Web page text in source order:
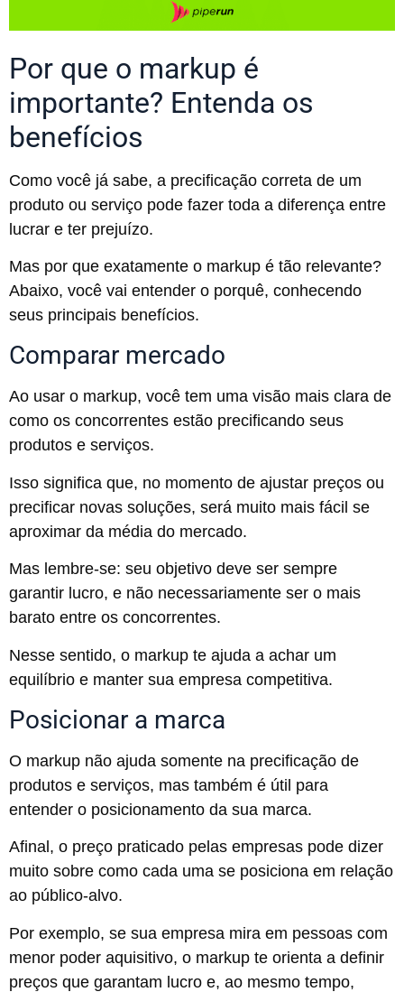
Por que o markup é
importante? Entenda os
benefícios
Como você já sabe, a precificação correta de um
produto ou serviço pode fazer toda a diferença entre
lucrar e ter prejuízo.
Mas por que exatamente o markup é tão relevante?
Abaixo, você vai entender o porquê, conhecendo
seus principais benefícios.
Comparar mercado
Ao usar o markup, você tem uma visão mais clara de
como os concorrentes estão precificando seus
produtos e serviços.
Isso significa que, no momento de ajustar preços ou
precificar novas soluções, será muito mais fácil se
aproximar da média do mercado.
Mas lembre-se: seu objetivo deve ser sempre
garantir lucro, e não necessariamente ser o mais
barato entre os concorrentes.
Nesse sentido, o markup te ajuda a achar um
equilíbrio e manter sua empresa competitiva.
Posicionar a marca
O markup não ajuda somente na precificação de
produtos e serviços, mas também é útil para
entender o posicionamento da sua marca.
Afinal, o preço praticado pelas empresas pode dizer
muito sobre como cada uma se posiciona em relação
ao público-alvo.
Por exemplo, se sua empresa mira em pessoas com
menor poder aquisitivo, o markup te orienta a definir
preços que garantam lucro e, ao mesmo tempo,